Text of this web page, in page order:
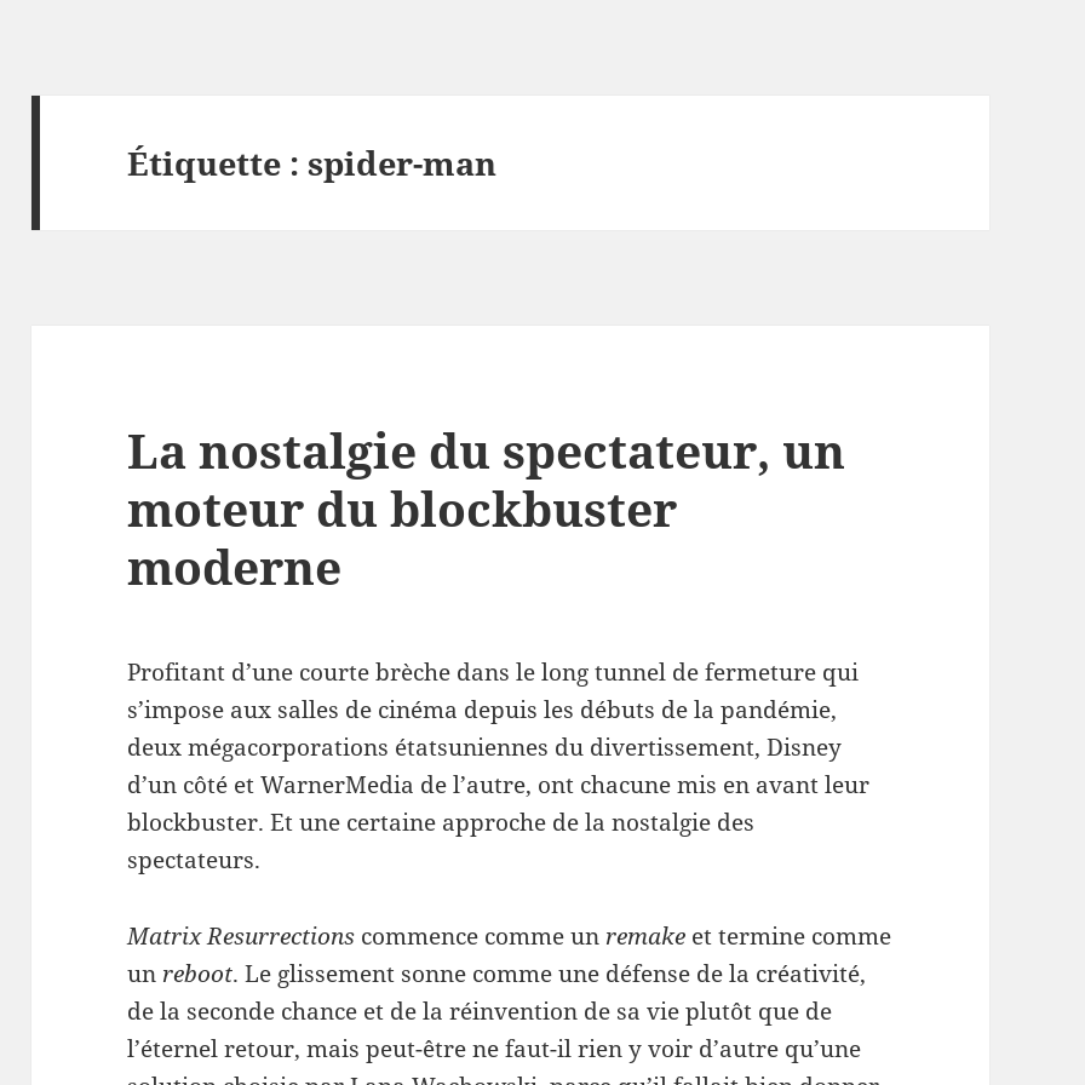
Étiquette :spider-man
La nostalgie du spectateur, un
moteur du blockbuster
moderne
Profitant d’une courte brèche dans le long tunnel de fermeture qui
s’impose aux salles de cinéma depuis les débuts de la pandémie,
deux mégacorporations étatsuniennes du divertissement, Disney
d’un côté et WarnerMedia de l’autre, ont chacune mis en avant leur
blockbuster. Et une certaine approche de la nostalgie des
spectateurs.
Matrix Resurrections commence comme un remake et termine comme
un reboot. Le glissement sonne comme une défense de la créativité,
de la seconde chance et de la réinvention de sa vie plutôt que de
l’éternel retour, mais peut-être ne faut-il rien y voir d’autre qu’une